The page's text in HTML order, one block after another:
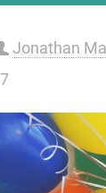
Jonathan